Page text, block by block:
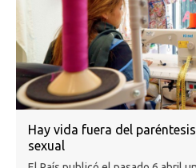
Hay vida fuera del
sexual